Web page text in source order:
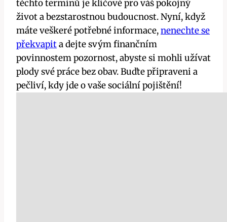
těchto termínů je klíčové pro váš pokojný
život a bezstarostnou budoucnost. Nyní, když
máte veškeré potřebné informace,nenechte se
překvapita dejte svým finančním
povinnostem pozornost, abyste si mohli užívat
plody své práce bez obav. Buďte připraveni a
pečliví, kdy jde o vaše sociální pojištění!